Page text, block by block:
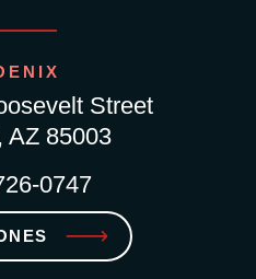
Street
AZ 85003
0747